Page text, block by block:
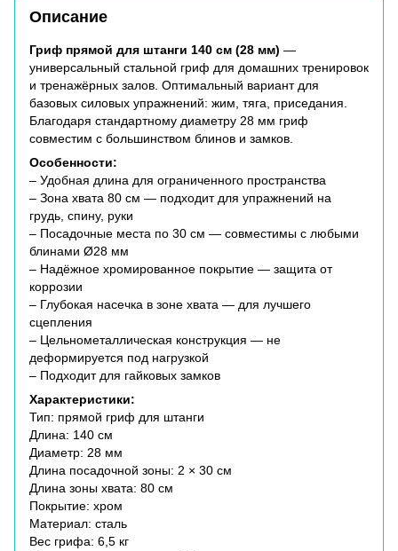
Описание
Гриф прямой для штанги 140 см (28 мм) —
универсальный стальной гриф для домашних тренировок
и тренажёрных залов. Оптимальный вариант для
базовых силовых упражнений: жим, тяга, приседания.
Благодаря стандартному диаметру 28 мм гриф
совместим с большинством блинов и замков.
Особенности:
– Удобная длина для ограниченного пространства
– Зона хвата 80 см — подходит для упражнений на
грудь, спину, руки
– Посадочные места по 30 см — совместимы с любыми
блинами Ø28 мм
– Надёжное хромированное покрытие — защита от
коррозии
– Глубокая насечка в зоне хвата — для лучшего
сцепления
– Цельнометаллическая конструкция — не
деформируется под нагрузкой
– Подходит для гайковых замков
Характеристики:
Тип: прямой гриф для штанги
Длина: 140 см
Диаметр: 28 мм
Длина посадочной зоны: 2 × 30 см
Длина зоны хвата: 80 см
Покрытие: хром
Материал: сталь
Вес грифа: 6,5 кг